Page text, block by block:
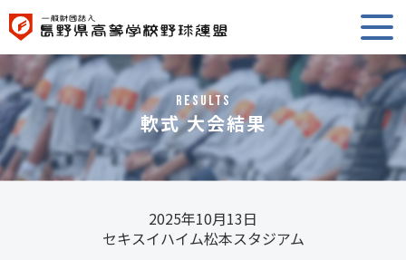
RESULTS
軟式 大会結果
2025年10月13日
セキスイハイム松本スタジアム